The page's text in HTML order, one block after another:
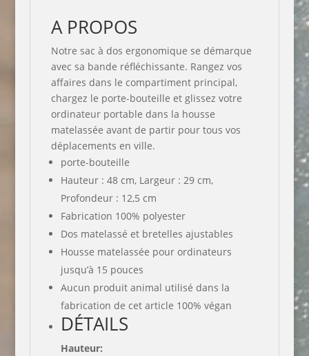
A PROPOS
Notre sac à dos ergonomique se démarque
avec sa bande réfléchissante. Rangez vos
affaires dans le compartiment principal,
chargez le porte-bouteille et glissez votre
ordinateur portable dans la housse
matelassée avant de partir pour tous vos
déplacements en ville.
porte-bouteille
Hauteur : 48 cm, Largeur : 29 cm,
Profondeur : 12,5 cm
Fabrication 100% polyester
Dos matelassé et bretelles ajustables
Housse matelassée pour ordinateurs
jusqu’à 15 pouces
Aucun produit animal utilisé dans la
fabrication de cet article 100% végan
DÉTAILS
Hauteur: